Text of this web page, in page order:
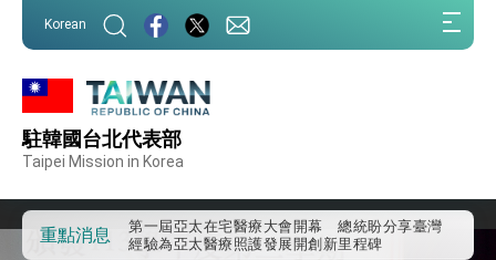
Korean
駐韓國台北代表部
Taipei Mission in Korea
重點消息
外交部重要言論
事處」，進一步深化台美交流合作
第一屆亞太在宅醫療大會開幕 總統盼分享臺灣
經驗為亞太醫療照護發展開創新里程碑